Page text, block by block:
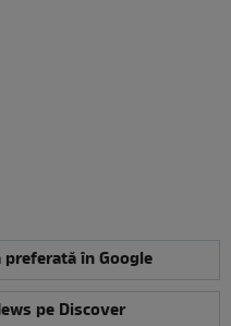
în Google
pe Discover